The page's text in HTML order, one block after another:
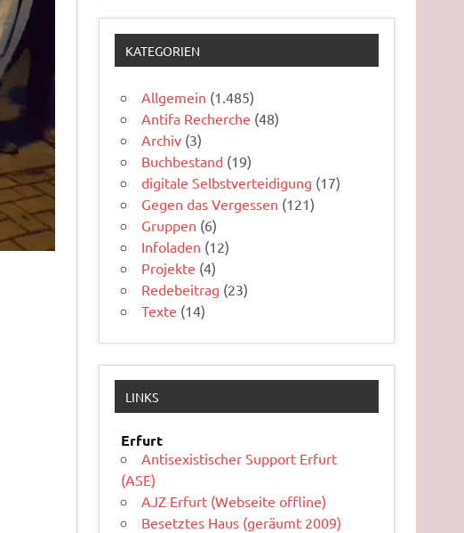
KATEGORIEN
Allgemein (1.485)
Antifa Recherche (48)
Archiv (3)
Buchbestand (19)
digitale Selbstverteidigung (17)
Gegen das Vergessen (121)
Gruppen (6)
Infoladen (12)
Projekte (4)
Redebeitrag (23)
Texte (14)
LINKS
Erfurt
Antisexistischer Support Erfurt
(ASE)
AJZ Erfurt (Webseite offline)
Besetztes Haus (geräumt 2009)